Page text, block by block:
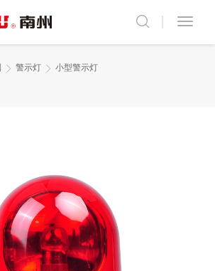
警示灯 小型警示灯